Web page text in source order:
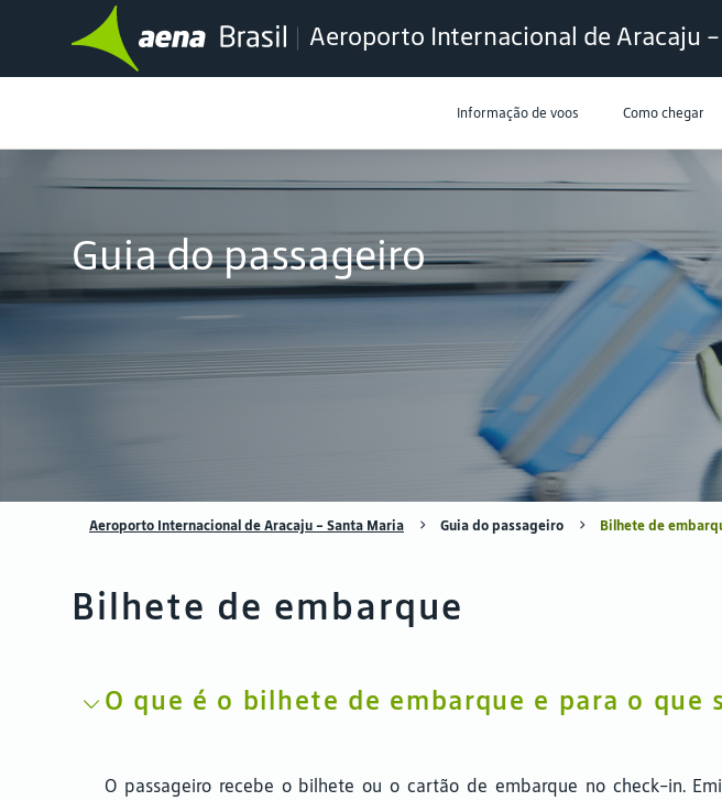
Aeroporto Internacional de Aracaju -
Informação de voos Como chegar
Guia do passageiro
Aeroporto Internacional de Aracaju - Santa Maria Guia do passageiro Bilhete de
Bilhete de embarque
O que é o bilhete de embarque e para o que
O passageiro recebe o bilhete ou o cartão de embarque no check-in.